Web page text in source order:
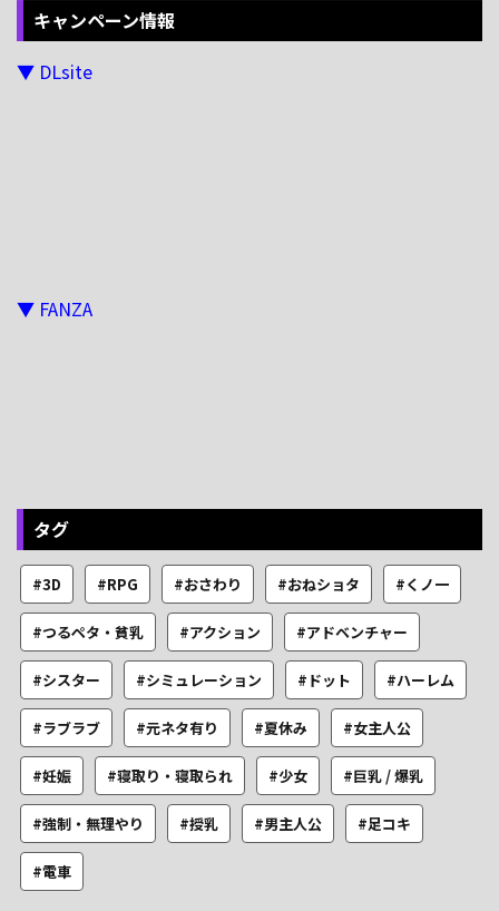
キャンペーン情報
▼ DLsite
▼ FANZA
タグ
#3D #RPG #おさわり #おねショタ #くノ一
#つるペタ・貧乳 #アクション #アドベンチャー
#シスター #シミュレーション #ドット #ハーレム
#ラブラブ #元ネタ有り #夏休み #女主人公
#妊娠 #寝取り・寝取られ #少女 #巨乳 / 爆乳
#強制・無理やり #授乳 #男主人公 #足コキ
#電車